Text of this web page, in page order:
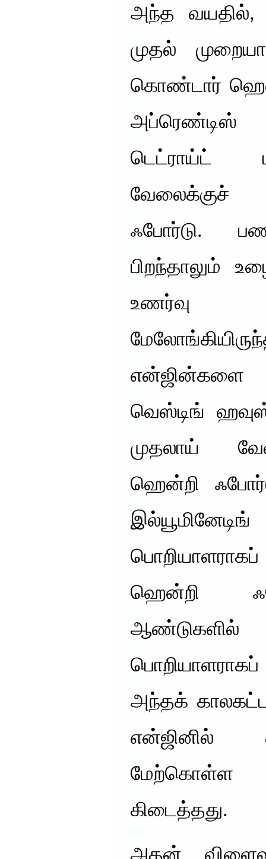
அந்த வயதில்,
முதல்
கொண்டார்
அப்ரெண்டிஸ்
டெட்ராய்ட்
வேலைக்குச்
ஃபோர்டு.
பிறந்தாலும்
உணர்வு
என்ஜின்களை
வெஸ்டிங்
முதலாய்
ஹென்றி
ஹென்றி
பொறியாளராகப்
அந்தக்
என்ஜினில்
மேற்கொள்ள
கிடைத்தது.